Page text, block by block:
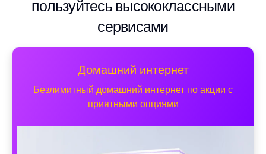
пользуйтесь высококлассными
сервисами
Домашний интернет
Безлимитный домашний интернет по акции с
приятными опциями